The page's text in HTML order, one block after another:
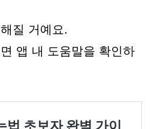
질 거예요.
앱 내 도움말을 확인하